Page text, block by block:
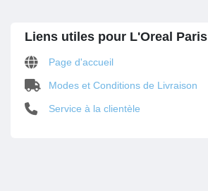
Liens utiles pour L'Oreal Paris
Page d'accueil
Modes et Conditions de Livraison
Service à la clientèle